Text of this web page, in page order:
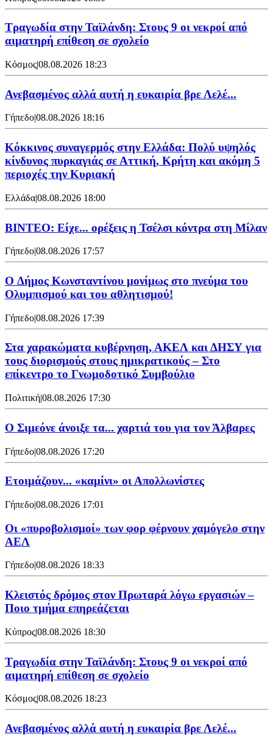
Τραγωδία στην Ταϊλάνδη: Στους 9 οι νεκροί από
αιματηρή επίθεση σε σχολείο
Κόσμος|08.08.2026 18:23
Ανεβασμένος αλλά αυτή η ευκαιρία βρε Λελέ...
Γήπεδο|08.08.2026 18:16
Κόκκινος συναγερμός στην Ελλάδα: Πολύ υψηλός
κίνδυνος πυρκαγιάς σε Αττική, Κρήτη και ακόμη 5
περιοχές την Κυριακή
Ελλάδα|08.08.2026 18:00
BINTEO: Είχε... ορέξεις η Τσέλσι κόντρα στη Μίλαν
Γήπεδο|08.08.2026 17:57
O Δήμος Κωνσταντίνου μονίμως στο πνεύμα του
Ολυμπισμού και του αθλητισμού!
Γήπεδο|08.08.2026 17:39
Στα χαρακώματα κυβέρνηση, ΑΚΕΛ και ΔΗΣΥ για
τους διορισμούς στους ημικρατικούς – Στο
επίκεντρο το Γνωμοδοτικό Συμβούλιο
Πολιτική|08.08.2026 17:30
Ο Σιμεόνε άνοιξε τα... χαρτιά του για τον Άλβαρες
Γήπεδο|08.08.2026 17:20
Ετοιμάζουν... «καμίνι» οι Απολλωνίστες
Γήπεδο|08.08.2026 17:01
Οι «πυροβολισμοί» των φορ φέρνουν χαμόγελο στην
ΑΕΛ
Γήπεδο|08.08.2026 18:33
Κλειστός δρόμος στον Πρωταρά λόγω εργασιών –
Ποιο τμήμα επηρεάζεται
Κύπρος|08.08.2026 18:30
Τραγωδία στην Ταϊλάνδη: Στους 9 οι νεκροί από
αιματηρή επίθεση σε σχολείο
Κόσμος|08.08.2026 18:23
Ανεβασμένος αλλά αυτή η ευκαιρία βρε Λελέ...